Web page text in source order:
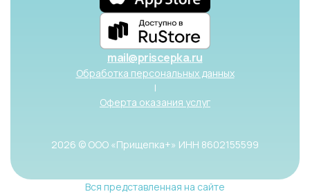
mail@priscepka.ru
Обработка персональных данных
|
Оферта оказания услуг
2026 © ООО «Прищепка+» ИНН 8602155599
Вся представленная на сайте